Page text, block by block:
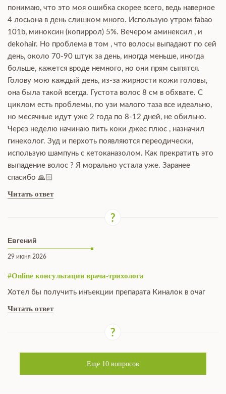
понимаю, что это моя ошибка скорее всего, ведь наверное
4 лосьона в день слишком много. Использую утром fabao
101b, миноксин (копиррол) 5%. Вечером аминексил , и
dekohair. Но проблема в том , что волосы выпадают по сей
день, около 70-90 штук за день, иногда меньше, иногда
больше, кажется вроде немного, но они прям сыпятся.
Голову мою каждый день, из-за жирности кожи головы,
она была такой всегда. Густота волос 8 см в обхвате. С
циклом есть проблемы, по узи малого таза все идеально,
но месячные идут уже 2 года по 8-12 дней, не обильно.
Через неделю начинаю пить коки джес плюс , назначил
гинеколог. Зуд и перхоть появляются переодически,
использую шампунь с кетоканазолом. Как прекратить это
выпадение волос ? Я морально устала уже. Заранее
спасибо 🙏🏻
Читать ответ
Евгений
29 июня 2026
#Online консультация врача-трихолога
Хотел бы получить инъекции препарата Киналок в очаг
Читать ответ
Еще 10 вопросов